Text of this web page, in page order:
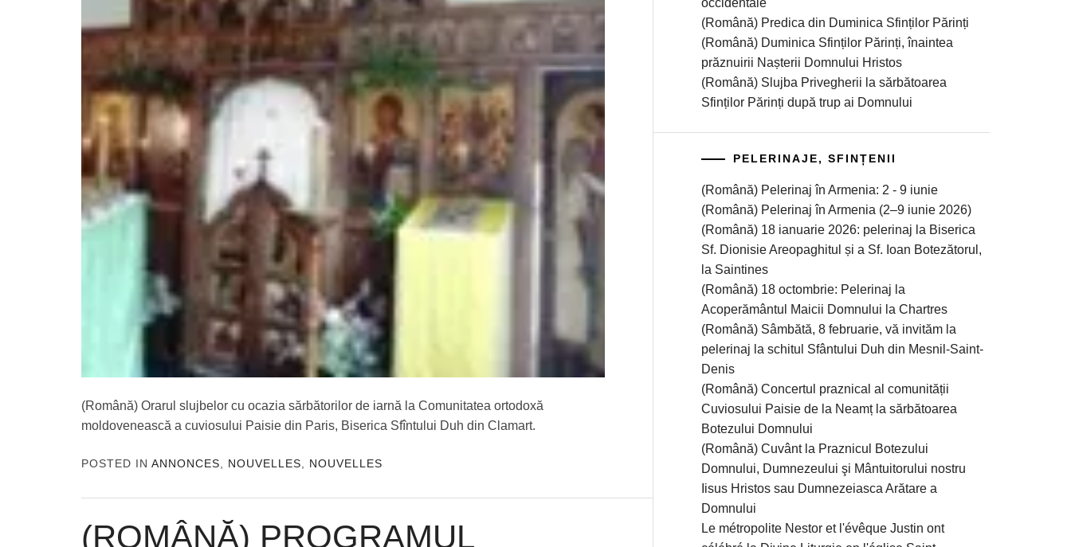
(Română) Orarul slujbelor cu ocazia sărbătorilor de iarnă la Comunitatea ortodoxă
moldovenească a cuviosului Paisie din Paris, Biserica Sfîntului Duh din Clamart.
POSTED IN ANNONCES NOUVELLES NOUVELLES
(ROMÂNĂ) PROGRAMUL
occidentale
(Română) Predica din Duminica Sfinților Părinți
(Română) Duminica Sfinților Părinți, înaintea
prăznuirii Nașterii Domnului Hristos
(Română) Slujba Privegherii la sărbătoarea
Sfinților Părinți după trup ai Domnului
PELERINAJE, SFINȚENII
(Română) Pelerinaj în Armenia: 2 - 9 iunie
(Română) Pelerinaj în Armenia (2–9 iunie 2026)
(Română) 18 ianuarie 2026: pelerinaj la Biserica
Sf. Dionisie Areopaghitul și a Sf. Ioan Botezătorul,
la Saintines
(Română) 18 octombrie: Pelerinaj la
Acoperământul Maicii Domnului la Chartres
(Română) Sâmbătă, 8 februarie, vă invităm la
pelerinaj la schitul Sfântului Duh din Mesnil-Saint-
Denis
(Română) Concertul praznical al comunității
Cuviosului Paisie de la Neamț la sărbătoarea
Botezului Domnului
(Română) Cuvânt la Praznicul Botezului
Domnului, Dumnezeului şi Mântuitorului nostru
Iisus Hristos sau Dumnezeiasca Arătare a
Domnului
Le métropolite Nestor et l'évêque Justin ont